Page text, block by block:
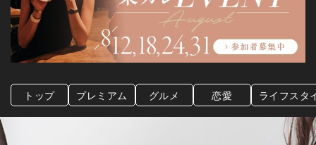
トップ プレミアム グルメ 恋愛 ライフスタ